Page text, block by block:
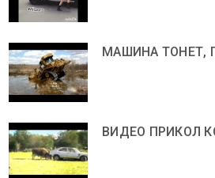
МАШИНА ТОНЕТ,
ВИДЕО ПРИКОЛ